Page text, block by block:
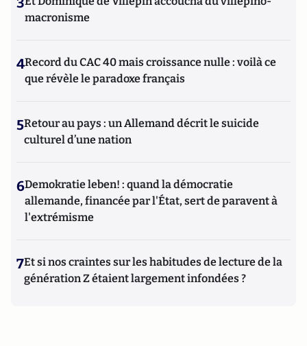
macronisme
4Record du CAC 40 mais croissance nulle : voilà ce
que révèle le paradoxe français
5Retour au pays : un Allemand décrit le suicide
culturel d’une nation
6Demokratie leben! : quand la démocratie
allemande, financée par l'État, sert de paravent à
l'extrémisme
7Et si nos craintes sur les habitudes de lecture de la
génération Z étaient largement infondées ?